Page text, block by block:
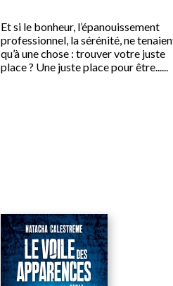
Et si le bonheur, l’épanouissement
professionnel, la sérénité, ne
qu’à une chose : trouver votre juste
place ? Une juste place pour être......